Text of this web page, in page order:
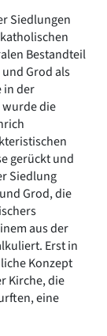
Siedlungen
Bestandteil
Grod als
in der
wurde die
gerückt und
Siedlung
Grod, die
aus der
Erst in
Konzept
Kirche, die
eine